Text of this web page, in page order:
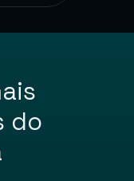
do